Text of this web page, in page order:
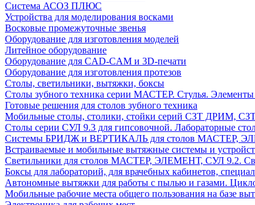
Система АСОЗ ПЛЮС
Устройства для моделирования восками
Восковые промежуточные звенья
Оборудование для изготовления моделей
Литейное оборудование
Оборудование для CAD-CAM и 3D-печати
Оборудование для изготовления протезов
Cтолы, светильники, вытяжки, боксы
Столы зубного техника серии МАСТЕР. Стулья. Элементы
Готовые решения для столов зубного техника
Мобильные столы, столики, стойки серий СЗТ ДРИМ,
Столы серии СУЛ 9.3 для гипсовочной. Лабораторные
Системы БРИДЖ и ВЕРТИКАЛЬ для столов МАСТЕР,
Встраиваемые и мобильные вытяжные системы и
Светильники для столов МАСТЕР, ЭЛЕМЕНТ, СУЛ 9.2.
Боксы для лабораторий, для врачебных кабинетов,
Автономные вытяжки для работы с пылью и газами.
Мобильные рабочие места общего пользования на базе